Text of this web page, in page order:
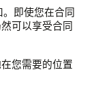
即使您在合同
可以享受合同
您需要的位置